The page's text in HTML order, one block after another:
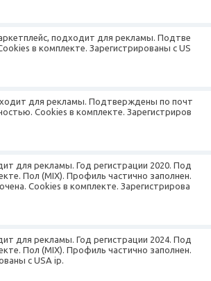
подходит для рекламы. Подтве
в комплекте. Зарегистрированы с US
для рекламы. Подтверждены по почт
Cookies в комплекте. Зарегистриров
для рекламы. Год регистрации 2020. Под
Пол (MIX). Профиль частично заполнен.
Cookies в комплекте. Зарегистрирова
для рекламы. Год регистрации 2024. Под
Пол (MIX). Профиль частично заполнен.
с USA ip.